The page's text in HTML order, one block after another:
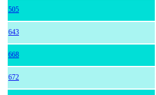
505
643
668
672